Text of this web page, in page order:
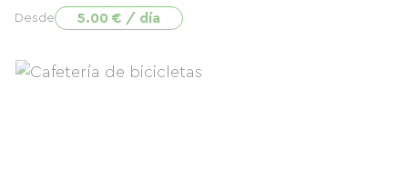
Desde 5.00 € / día